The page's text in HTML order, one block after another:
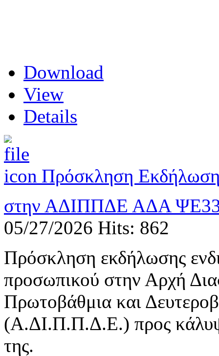
Download
View
Details
Πρόσκληση
στην ΑΔΙΠΠΔΕ ΑΔΑ
05/27/2026 Hits: 862
Πρόσκληση εκδήλωσης
προσωπικού στην Αρχή
Πρωτοβάθμια και
(Α.ΔΙ.Π.Π.Δ.Ε.) προς
της.